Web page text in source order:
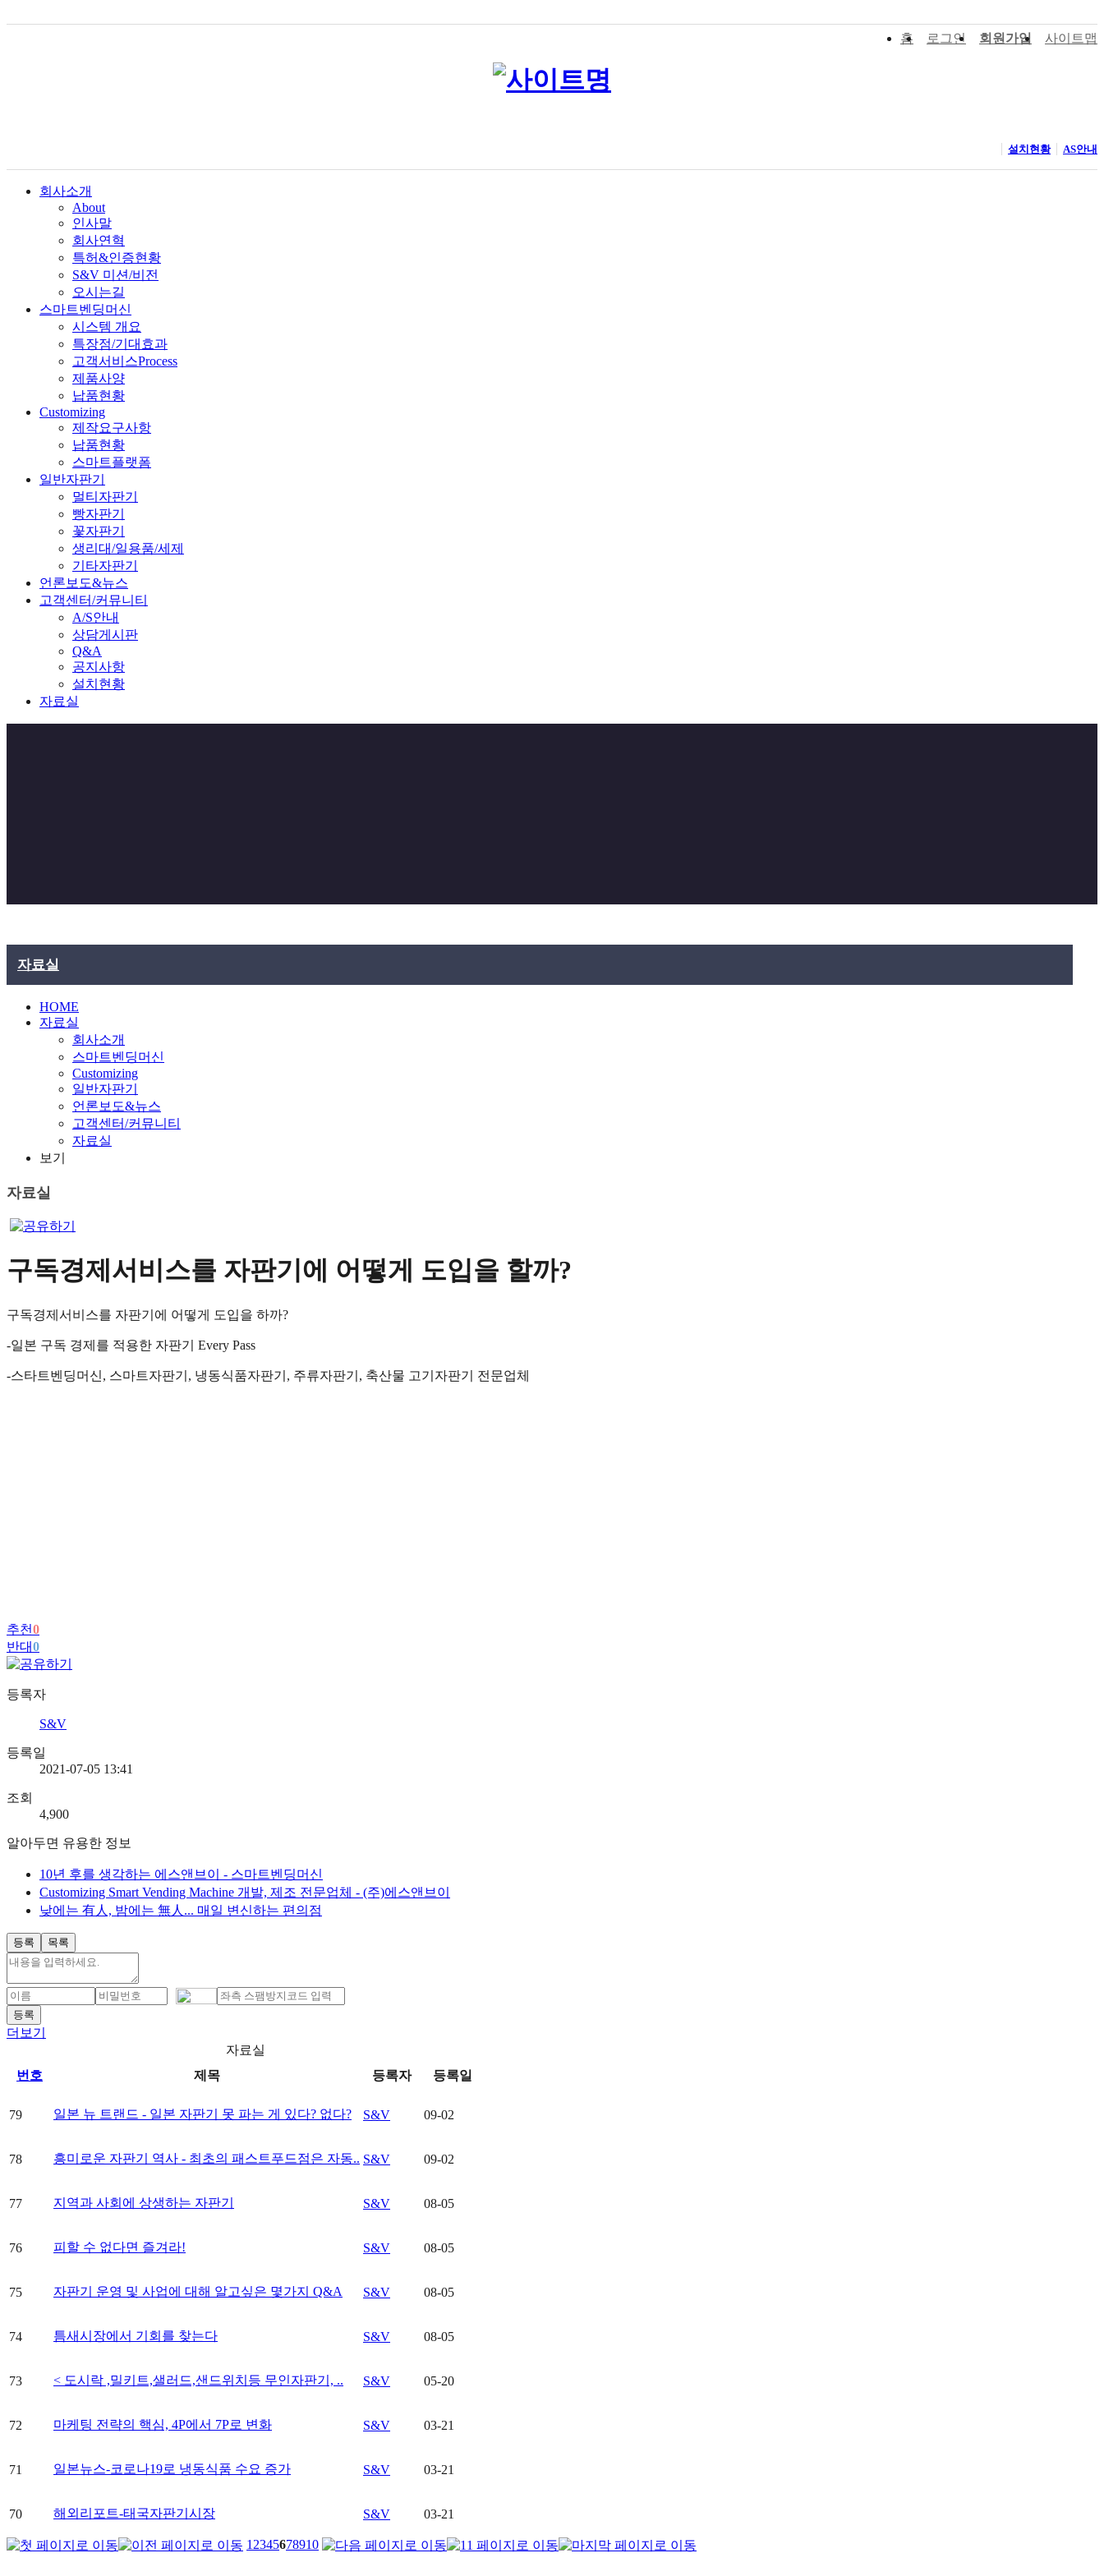
홈 로그인 회원가입 사이트맵
설치현황 AS안내
회사소개
About
인사말
회사연혁
특허&인증현황
S&V 미션/비전
오시는길
스마트벤딩머신
시스템 개요
특장점/기대효과
고객서비스Process
제품사양
납품현황
Customizing
제작요구사항
납품현황
스마트플랫폼
일반자판기
멀티자판기
빵자판기
꽃자판기
생리대/일용품/세제
기타자판기
언론보도&뉴스
고객센터/커뮤니티
A/S안내
상담게시판
Q&A
공지사항
설치현황
자료실
자료실
HOME
자료실
회사소개
스마트벤딩머신
Customizing
일반자판기
언론보도&뉴스
고객센터/커뮤니티
자료실
보기
자료실
구독경제서비스를 자판기에 어떻게 도입을 할까?
구독경제서비스를 자판기에 어떻게 도입을 하까?
-일본 구독 경제를 적용한 자판기 Every Pass
-스타트벤딩머신, 스마트자판기, 냉동식품자판기, 주류자판기, 축산물 고기자판기 전문업체
추천0
반대0
등록자
S&V
등록일
2021-07-05 13:41
조회
4,900
알아두면 유용한 정보
10년 후를 생각하는 에스앤브이 - 스마트벤딩머신
Customizing Smart Vending Machine 개발, 제조 전문업체 - (주)에스앤브이
낮에는 有人, 밤에는 無人... 매일 변신하는 편의점
등록 목록
더보기
자료실
번호
제목 등록자 등록일
79 일본 뉴 트랜드 - 일본 자판기 못 파는 게 있다? 없다? S&V 09-02
78 흥미로운 자판기 역사 - 최초의 패스트푸드점은 자동.. S&V 09-02
77 지역과 사회에 상생하는 자판기 S&V 08-05
76 피할 수 없다면 즐겨라! S&V 08-05
75 자판기 운영 및 사업에 대해 알고싶은 몇가지 Q&A S&V 08-05
74 틈새시장에서 기회를 찾는다 S&V 08-05
73 < 도시락 ,밀키트,샐러드,샌드위치등 무인자판기, .. S&V 05-20
72 마케팅 전략의 핵심, 4P에서 7P로 변화 S&V 03-21
71 일본뉴스-코로나19로 냉동식품 수요 증가 S&V 03-21
70 해외리포트-태국자판기시장 S&V 03-21
1 2345678910